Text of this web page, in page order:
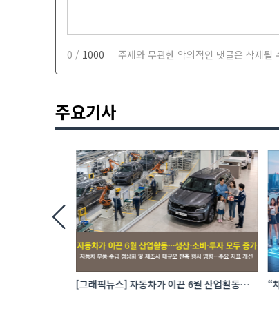
0 / 1000 주제와 무관한 악의적인 댓글은 삭제될
주요기사
[그래픽뉴스] 자동차가 이끈 6월 산업활동…
“